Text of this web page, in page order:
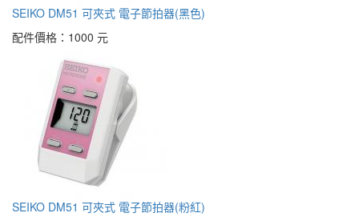
SEIKO DM51 可夾式 電子節拍器(黑色)
配件價格： 1000 元
SEIKO DM51 可夾式 電子節拍器(粉紅)